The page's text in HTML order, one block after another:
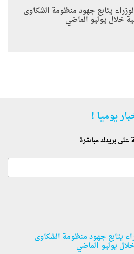
يتابع جهود منظومة الشكاوى
خلال يوليو الماضي
يوميا !
على بريدك مباشرة
يتابع جهود منظومة الشكاوى
يوليو الماضي